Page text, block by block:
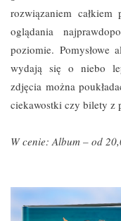
rozwiązaniem
oglądania
poziomie. Pomysłowe
wydają się o niebo
zdjęcia można
ciekawostki czy bilety z
W cenie: Album – od